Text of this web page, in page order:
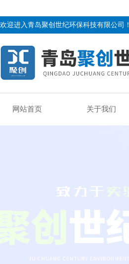
欢迎进入青岛聚创世纪环保科技有限公司！
网站首页 关于我们